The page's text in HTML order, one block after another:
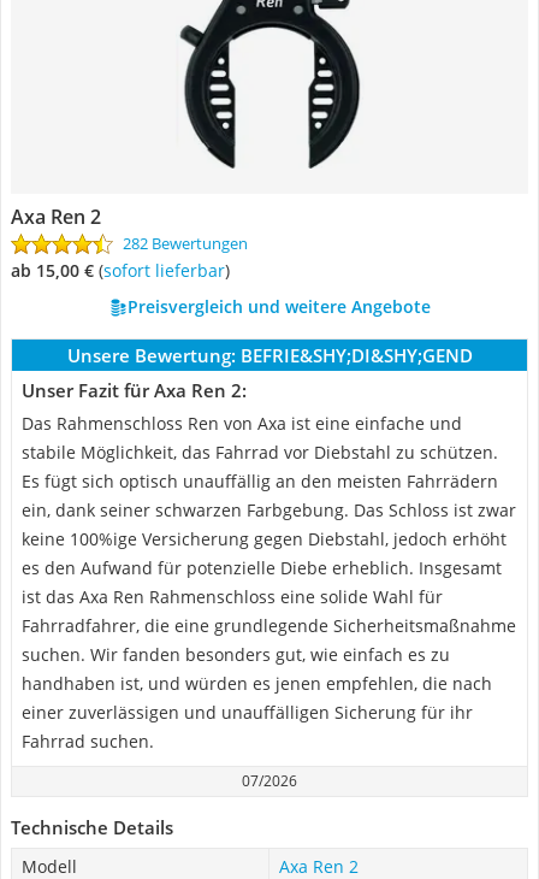
Axa Ren 2
282 Bewertungen
ab 15,00 € ( Sofort lieferbar)
Preisvergleich und weitere Angebote
Unsere Bewertung: BEFRIE&SHY;DI&SHY;GEND
Unser Fazit für Axa Ren 2:
Das Rahmenschloss Ren von Axa ist eine einfache und
stabile Möglichkeit, das Fahrrad vor Diebstahl zu schützen.
Es fügt sich optisch unauffällig an den meisten Fahrrädern
ein, dank seiner schwarzen Farbgebung. Das Schloss ist zwar
keine 100%ige Versicherung gegen Diebstahl, jedoch erhöht
es den Aufwand für potenzielle Diebe erheblich. Insgesamt
ist das Axa Ren Rahmenschloss eine solide Wahl für
Fahrradfahrer, die eine grundlegende Sicherheitsmaßnahme
suchen. Wir fanden besonders gut, wie einfach es zu
handhaben ist, und würden es jenen empfehlen, die nach
einer zuverlässigen und unauffälligen Sicherung für ihr
Fahrrad suchen.
07/2026
Technische Details
Modell
Axa Ren 2